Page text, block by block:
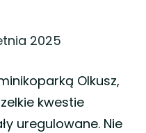
2025
Olkusz,
kwestie
uregulowane. Nie